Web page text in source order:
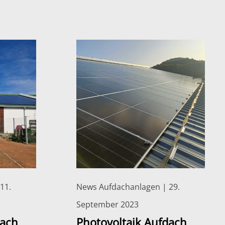
News Aufdachanlagen | 29.
September 2023